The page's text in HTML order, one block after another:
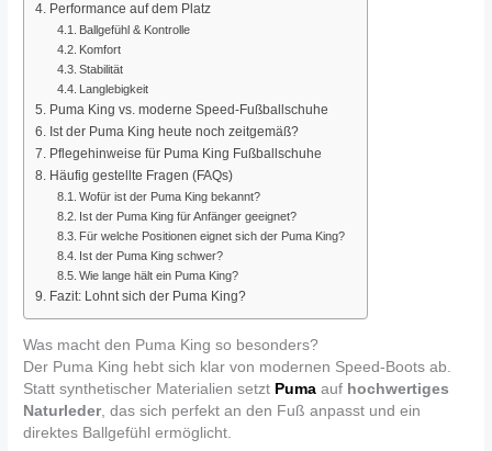
Performance auf dem Platz
Ballgefühl & Kontrolle
Komfort
Stabilität
Langlebigkeit
Puma King vs. moderne Speed-Fußballschuhe
Ist der Puma King heute noch zeitgemäß?
Pflegehinweise für Puma King Fußballschuhe
Häufig gestellte Fragen (FAQs)
Wofür ist der Puma King bekannt?
Ist der Puma King für Anfänger geeignet?
Für welche Positionen eignet sich der Puma King?
Ist der Puma King schwer?
Wie lange hält ein Puma King?
Fazit: Lohnt sich der Puma King?
Was macht den Puma King so besonders?
Der Puma King hebt sich klar von modernen Speed-Boots ab.
Statt synthetischer Materialien setzt Puma auf hochwertiges
Naturleder, das sich perfekt an den Fuß anpasst und ein
direktes Ballgefühl ermöglicht.